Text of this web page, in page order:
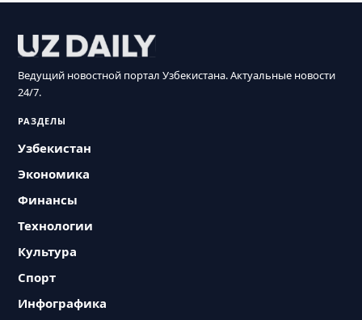
Ведущий новостной портал Узбекистана. Актуальные новости
24/7.
РАЗДЕЛЫ
Узбекистан
Экономика
Финансы
Технологии
Культура
Спорт
Инфографика